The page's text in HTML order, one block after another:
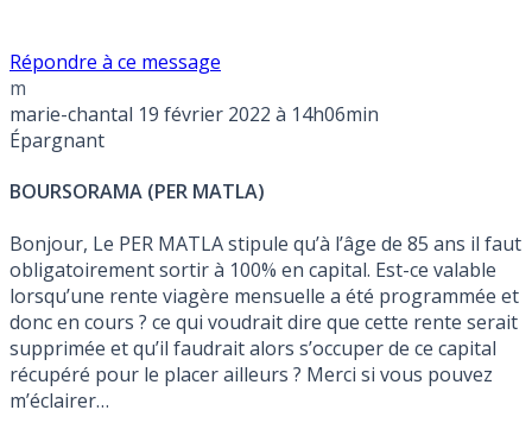
Répondre à ce message
m
marie-chantal 19 février 2022 à 14h06min
Épargnant
BOURSORAMA (PER MATLA)
Bonjour, Le PER MATLA stipule qu’à l’âge de 85 ans il faut
obligatoirement sortir à 100% en capital. Est-ce valable
lorsqu’une rente viagère mensuelle a été programmée et
donc en cours ? ce qui voudrait dire que cette rente serait
supprimée et qu’il faudrait alors s’occuper de ce capital
récupéré pour le placer ailleurs ? Merci si vous pouvez
m’éclairer…